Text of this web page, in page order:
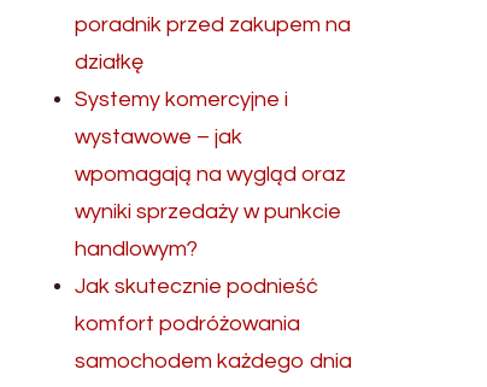
poradnik przed zakupem na
działkę
Systemy komercyjne i
wystawowe – jak
wpomagają na wygląd oraz
wyniki sprzedaży w punkcie
handlowym?
Jak skutecznie podnieść
komfort podróżowania
samochodem każdego dnia